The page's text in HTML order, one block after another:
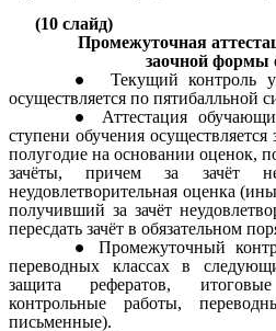
(10 слайд)
Промежуточная
заочной формы
Текущий контроль
осуществляется по пятибалльной
Аттестация
ступени обучения
полугодие на основании оценок,
зачёты, причем за зачёт
неудовлетворительная оценка
получивший за зачёт
пересдать зачёт в обязательном
Промежуточный
переводных классах в
защита рефератов,
контрольные работы,
письменные).